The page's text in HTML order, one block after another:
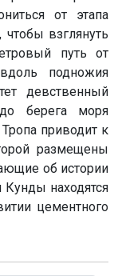
от этапа
взглянуть
путь от
подножия
девственный
берега моря
приводит к
размещены
об истории
находятся
цементного